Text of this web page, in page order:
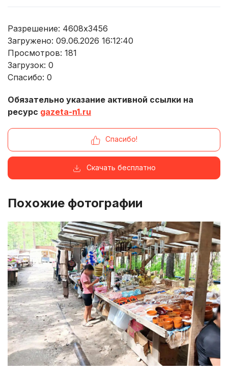
Разрешение: 4608x3456
Загружено: 09.06.2026 16:12:40
Просмотров: 181
Загрузок: 0
Спасибо: 0
Обязательно указание активной ссылки на
ресурс gazeta-n1.ru
Спасибо!
Скачать бесплатно
Похожие фотографии